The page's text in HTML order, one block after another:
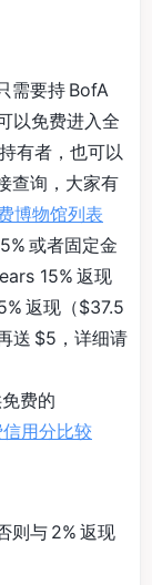
需要持 BofA
以免费进入全
有者，也可以
查询，大家有
博物馆列表
或者固定金
15% 返现
返现（$37.5
送 $5，详细请
费的
用分比较
则与 2% 返现